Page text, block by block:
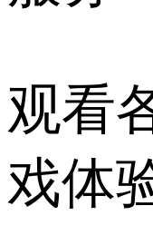
观看
戏体